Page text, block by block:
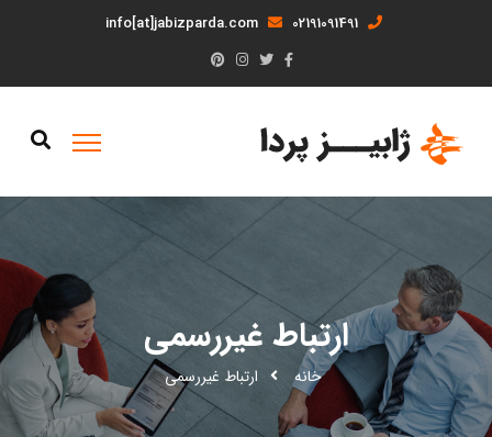
02191091491
info[at]jabizparda.com
ارتباط غیررسمی
خانه ارتباط غیررسمی